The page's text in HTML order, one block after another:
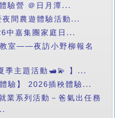
驗營 ＠日月潭...
間農遊體驗活動...
中嘉集團家庭日...
室——夜訪小野柳報名
季主題活動🛥️💫 】...
驗】 2026插秧體驗...
業系列活動－爸氣出任務